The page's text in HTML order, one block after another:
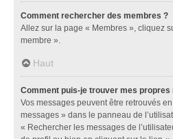
Comment rechercher des membres ?
Allez sur la page « Membres », cliquez
membre ».
Haut
Comment puis-je trouver mes
Vos messages peuvent être retrouvés
messages » dans le panneau de
« Rechercher les messages de